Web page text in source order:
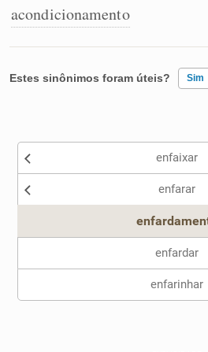
Cata-letras
Sinônimos
acondicionamento
Estes sinônimos foram úteis? Sim
Nenhum dos sinônimos enfaixar
enfarar
enfardar
enfarinhar